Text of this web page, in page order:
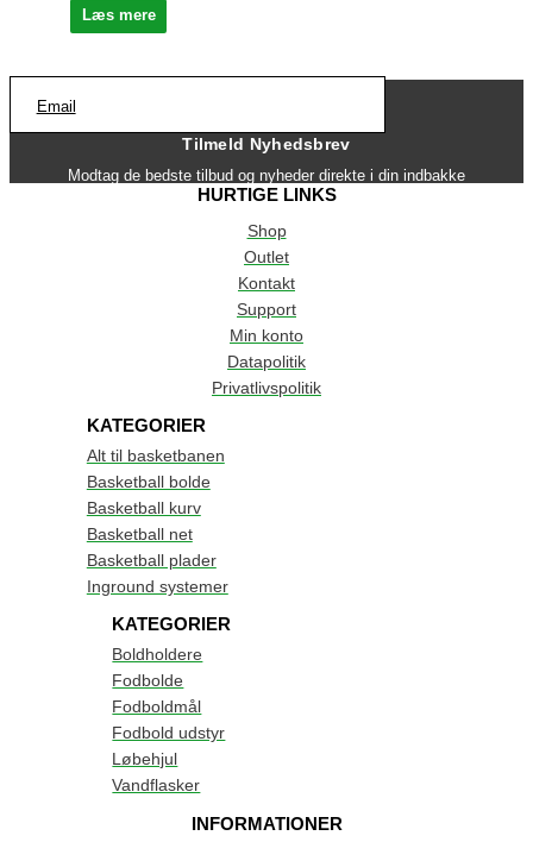
Læs mere
Email
Tilmeld Nyhedsbrev
Modtag de bedste tilbud og nyheder direkte i din indbakke
HURTIGE LINKS
Shop
Outlet
Kontakt
Support
Min konto
Datapolitik
Privatlivspolitik
KATEGORIER
Alt til basketbanen
Basketball bolde
Basketball kurv
Basketball net
Basketball plader
Inground systemer
KATEGORIER
Boldholdere
Fodbolde
Fodboldmål
Fodbold udstyr
Løbehjul
Vandflasker
INFORMATIONER